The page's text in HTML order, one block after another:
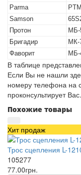
Parma
Samson
Протон
МБ-
Бригадир
МК-
Фаворит
МБ-
В таблице
Если Вы не нашли
номеру телефона на
проконсультирует Вас.
Похожие товары
Хит продаж
Трос сцепления L-
105277
77.00грн.